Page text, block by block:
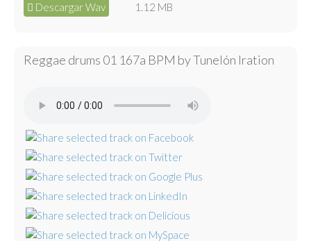
Descargar Wav 1.12 MB
Reggae drums 01 167a BPM by Tunelón Iration